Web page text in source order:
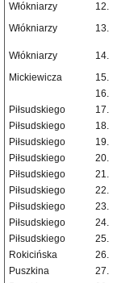
Włókniarzy
12.
Włókniarzy
13.
Włókniarzy 14.
Mickiewicza 15.
16.
Piłsudskiego
17.
Piłsudskiego
18.
Piłsudskiego
19.
Piłsudskiego
20.
Piłsudskiego
21.
Piłsudskiego
22.
Piłsudskiego
23.
Piłsudskiego
24.
Piłsudskiego
25.
Rokicińska
26.
Puszkina
27.